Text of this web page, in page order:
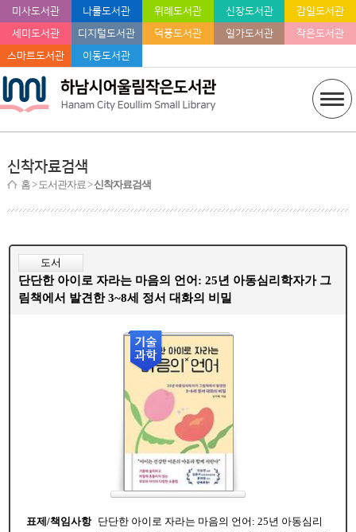
미사도서관 나룰도서관 위례도서관 신장도서관
감일도서관
세미도서관
디지털도서관 덕풍도서관 일가도서관
작은도서관
스마트도서관
이동도서관
신착자료검색
홈> 도서관자료 >신착자료검색